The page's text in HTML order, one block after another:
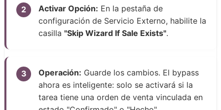
2 Activar Opción: En la pestaña de
configuración de Servicio Externo, habilite la
casilla "Skip Wizard If Sale Exists".
3 Operación: Guarde los cambios. El bypass
ahora es inteligente: solo se activará si la
tarea tiene una orden de venta vinculada en